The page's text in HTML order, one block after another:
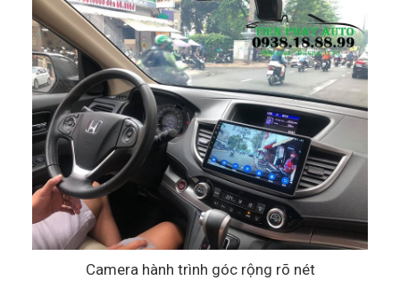
Camera hành trình góc rộng rõ nét